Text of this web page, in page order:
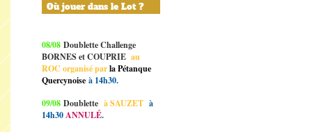
Où jouer dans le Lot ?
08/08 Doublette Challenge
BORNES et COUPRIE au
ROC organisé parla Pétanque
Quercynoise à 14h30.
09/08 Doublette à SAUZET à
14h30ANNULÉ.